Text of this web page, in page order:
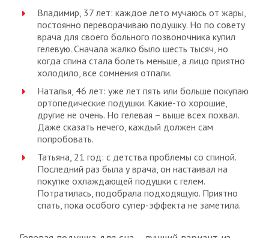
Владимир, 37 лет: каждое лето мучаюсь от жары,
постоянно переворачиваю подушку. Но по совету
врача для своего больного позвоночника купил
гелевую. Сначала жалко было шесть тысяч, но
когда спина стала болеть меньше, а лицо приятно
холодило, все сомнения отпали.
Наталья, 46 лет: уже лет пять или больше покупаю
ортопедические подушки. Какие-то хорошие,
другие не очень. Но гелевая – выше всех похвал.
Даже сказать нечего, каждый должен сам
попробовать.
Татьяна, 21 год: с детства проблемы со спиной.
Последний раз была у врача, он настаивал на
покупке охлаждающей подушки с гелем.
Потратилась, подобрала подходящую. Приятно
спать, пока особого супер-эффекта не заметила.